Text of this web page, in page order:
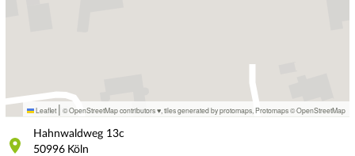
Leaflet | © OpenStreetMap contributors ♥, tiles generated by protomaps Protomaps©OpenStreetMap
Hahnwaldweg 13c
50996 Köln